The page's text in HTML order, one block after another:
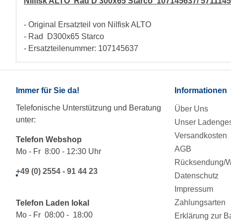
- Original Ersatzteil von Nilfisk ALTO
- Rad D300x65 Starco
- Ersatzteilenummer: 107145637
Immer für Sie da!
Telefonische Unterstützung und Beratung
unter:
Telefon Webshop
Mo - Fr 8:00 - 12:30 Uhr
+49 (0) 2554 - 91 44 23
Telefon Laden lokal
Mo - Fr 08:00 - 18:00
Informationen
Über Uns
Unser
Versandkosten
AGB
Rücksendung/
Datenschutz
Impressum
Zahlungsarten
Erklärung zur